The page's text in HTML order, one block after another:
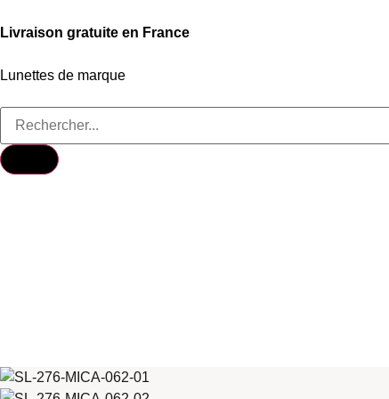
Livraison gratuite en France
Lunettes de marque